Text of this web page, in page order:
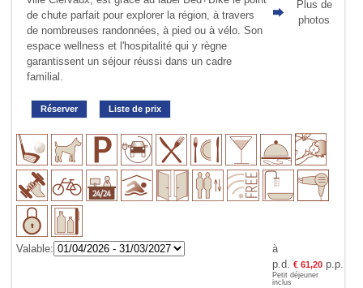
de chute parfait pour explorer la région, à travers
de nombreuses randonnées, à pied ou à vélo. Son
espace wellness et l'hospitalité qui y règne
garantissent un séjour réussi dans un cadre
familial.
Réserver Liste de prix
Plus de
photos
Valable:
à
p.d. € 61,20p.p.
Petit déjeuner
inclus